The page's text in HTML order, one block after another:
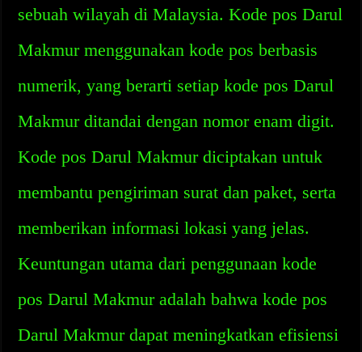
sebuah wilayah di Malaysia. Kode pos Darul
Makmur menggunakan kode pos berbasis
numerik, yang berarti setiap kode pos Darul
Makmur ditandai dengan nomor enam digit.
Kode pos Darul Makmur diciptakan untuk
membantu pengiriman surat dan paket, serta
memberikan informasi lokasi yang jelas.
Keuntungan utama dari penggunaan kode
pos Darul Makmur adalah bahwa kode pos
Darul Makmur dapat meningkatkan efisiensi